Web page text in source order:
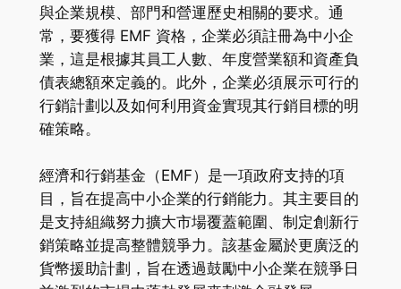
與企業規模、部門和營運歷史相關的要求。通
常，要獲得 EMF 資格，企業必須註冊為中小企
業，這是根據其員工人數、年度營業額和資產負
債表總額來定義的。此外，企業必須展示可行的
行銷計劃以及如何利用資金實現其行銷目標的明
確策略。
經濟和行銷基金（EMF）是一項政府支持的項
目，旨在提高中小企業的行銷能力。其主要目的
是支持組織努力擴大市場覆蓋範圍、制定創新行
銷策略並提高整體競爭力。該基金屬於更廣泛的
貨幣援助計劃，旨在透過鼓勵中小企業在競爭日